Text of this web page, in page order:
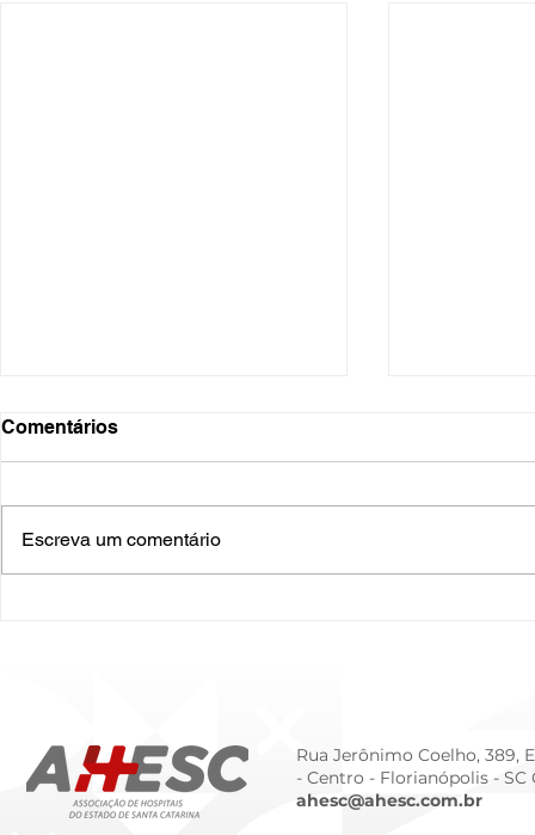
Comentários
Escreva um comentário
Rua Jerônimo Coelho, 389,
- Centro - Florianópolis - SC
ahesc@ahesc.com.br